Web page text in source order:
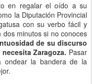
en regalar el oído a su
la Diputación Provincial
con su verbo fácil y
minutos si no conoces
de su discurso
Zaragoza. Pasar
ondear la bandera de la